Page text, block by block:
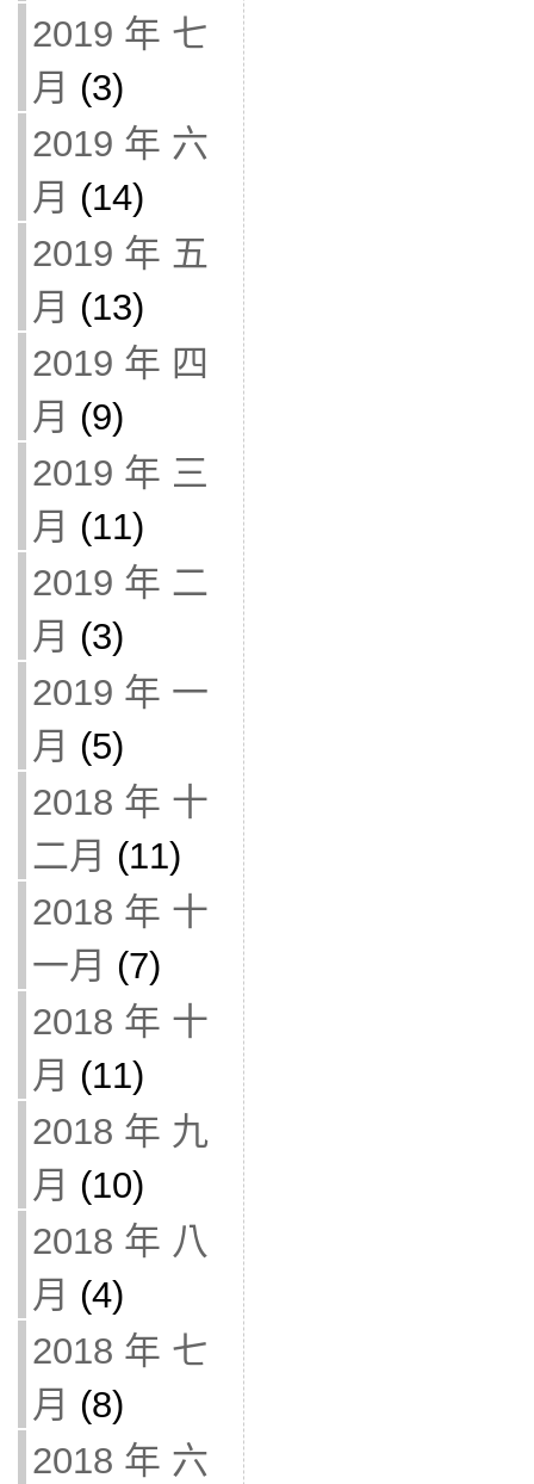
2019 年 七
月 (3)
2019 年 六
月 (14)
2019 年 五
月 (13)
2019 年 四
月 (9)
2019 年 三
月 (11)
2019 年 二
月 (3)
2019 年 一
月 (5)
2018 年 十
二月 (11)
2018 年 十
一月 (7)
2018 年 十
月 (11)
2018 年 九
月 (10)
2018 年 八
月 (4)
2018 年 七
月 (8)
2018 年 六